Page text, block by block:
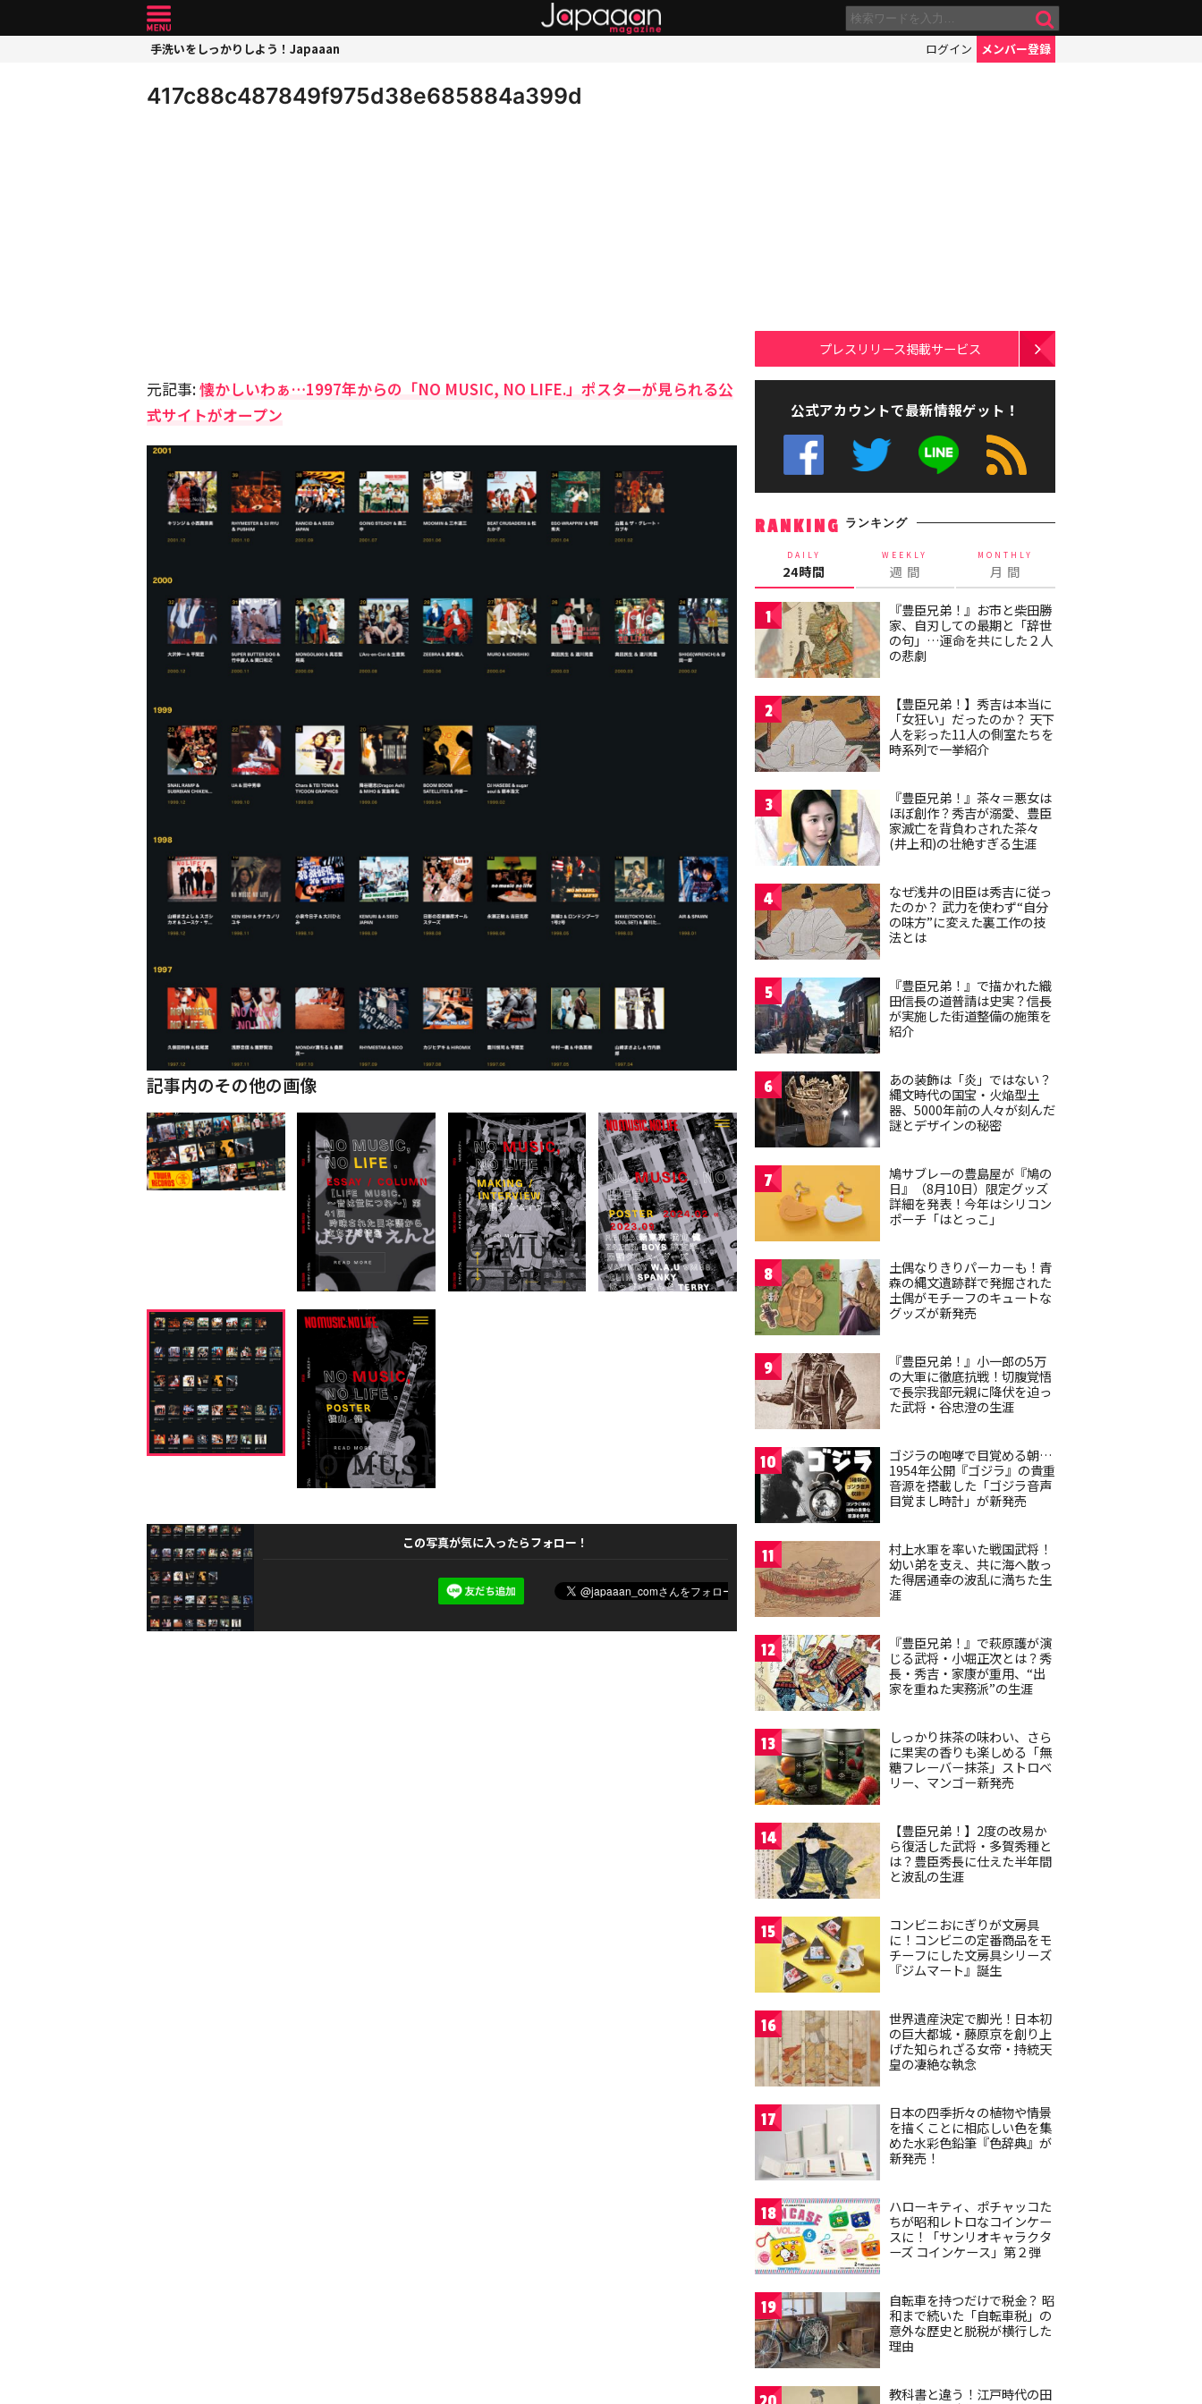
手洗いをしっかりしよう！Japaaan ログイン メンバー登録
417c88c487849f975d38e685884a399d
元記事:懐かしいわぁ…1997年からの「NO MUSIC, NO LIFE.」ポスターが見られる公
式サイトがオープン
記事内のその他の画像
この写真が気に入ったらフォロー！
プレスリリース掲載サービス
公式アカウントで最新情報ゲット！
RANKING ランキング
DAILY
24時間
WEEKLY
週 間
MONTHLY
月 間
1
『豊臣兄弟！』お市と柴田勝
家、自刃しての最期と「辞世
の句」…運命を共にした２人
の悲劇
2
【豊臣兄弟！】秀吉は本当に
「女狂い」だったのか？ 天下
人を彩った11人の側室たちを
時系列で一挙紹介
3
『豊臣兄弟！』茶々＝悪女は
ほぼ創作？秀吉が溺愛、豊臣
家滅亡を背負わされた茶々
(井上和)の壮絶すぎる生涯
4
なぜ浅井の旧臣は秀吉に従っ
たのか？ 武力を使わず“自分
の味方”に変えた裏工作の技
法とは
5
『豊臣兄弟！』で描かれた織
田信長の道普請は史実？信長
が実施した街道整備の施策を
紹介
6
あの装飾は「炎」ではない？
縄文時代の国宝・火焔型土
器、5000年前の人々が刻んだ
謎とデザインの秘密
7
鳩サブレーの豊島屋が『鳩の
日』（8月10日）限定グッズ
詳細を発表！今年はシリコン
ポーチ「はとっこ」
8
土偶なりきりパーカーも！青
森の縄文遺跡群で発掘された
土偶がモチーフのキュートな
グッズが新発売
9
『豊臣兄弟！』小一郎の5万
の大軍に徹底抗戦！切腹覚悟
で長宗我部元親に降伏を迫っ
た武将・谷忠澄の生涯
10
ゴジラの咆哮で目覚める朝…
1954年公開『ゴジラ』の貴重
音源を搭載した「ゴジラ音声
目覚まし時計」が新発売
11
村上水軍を率いた戦国武将！
幼い弟を支え、共に海へ散っ
た得居通幸の波乱に満ちた生
涯
12
『豊臣兄弟！』で萩原護が演
じる武将・小堀正次とは？秀
長・秀吉・家康が重用、“出
家を重ねた実務派”の生涯
13
しっかり抹茶の味わい、さら
に果実の香りも楽しめる「無
糖フレーバー抹茶」ストロベ
リー、マンゴー新発売
14
【豊臣兄弟！】2度の改易か
ら復活した武将・多賀秀種と
は？豊臣秀長に仕えた半年間
と波乱の生涯
15
コンビニおにぎりが文房具
に！コンビニの定番商品をモ
チーフにした文房具シリーズ
『ジムマート』誕生
16
世界遺産決定で脚光！日本初
の巨大都城・藤原京を創り上
げた知られざる女帝・持統天
皇の凄絶な執念
17
日本の四季折々の植物や情景
を描くことに相応しい色を集
めた水彩色鉛筆『色辞典』が
新発売！
18
ハローキティ、ポチャッコた
ちが昭和レトロなコインケー
スに！「サンリオキャラクタ
ーズ コインケース」第２弾
19
自転車を持つだけで税金？ 昭
和まで続いた「自転車税」の
意外な歴史と脱税が横行した
理由
教科書と違う！江戸時代の田